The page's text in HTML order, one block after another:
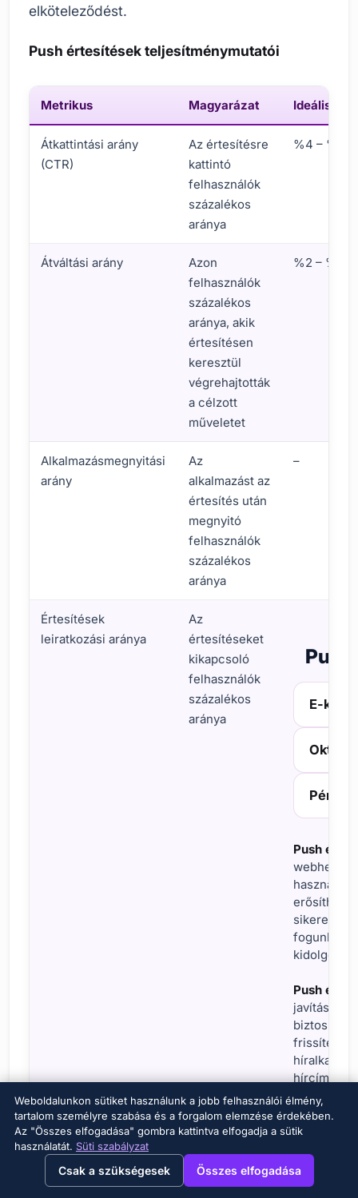
View this page in English?
elköteleződést.
Push értesítések teljesítménymutatói
Metrikus Magyarázat Ideális
Átkattintási arány
(CTR)
Az értesítésre
kattintó
felhasználók
százalékos
aránya
%4 – %8
Átváltási arány
Azon
felhasználók
százalékos
aránya, akik
értesítésen
keresztül
végrehajtották
a célzott
műveletet
%2 – %5
Alkalmazásmegnyitási
arány
Az
alkalmazást az
értesítés után
megnyitó
felhasználók
százalékos
aránya
–
Értesítések
leiratkozási aránya
Az
értesítéseket
kikapcsoló
felhasználók
százalékos
aránya
E-
Push
webhelyek
használva
erősítheti
sikeres
fogunk
Push
biztosíthat
hírcímeket
E-
Weboldalunkon sütiket használunk a jobb felhasználói élmény,
tartalom személyre szabása és a forgalom elemzése érdekében.
Az "Összes elfogadása" gombra kattintva elfogadja a sütik
használatát. Süti szabályzat
Csak a szükségesek Összes elfogadása